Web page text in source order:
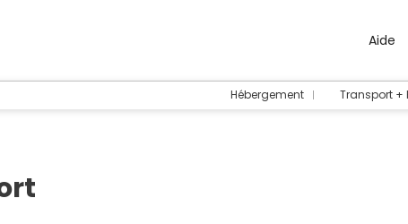
Aide
Hébergement Transport +